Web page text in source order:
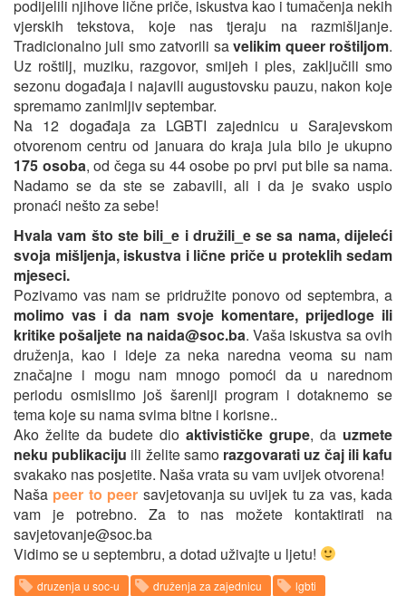
podijelili njihove lične priče, iskustva kao i tumačenja nekih
vjerskih tekstova, koje nas tjeraju na razmišljanje.
Tradicionalno juli smo zatvorili savelikim queer roštiljom.
Uz roštilj, muziku, razgovor, smijeh i ples, zaključili smo
sezonu događaja i najavili augustovsku pauzu, nakon koje
spremamo zanimljiv septembar.
Na 12 događaja za LGBTI zajednicu u Sarajevskom
otvorenom centru od januara do kraja jula bilo je ukupno
175 osoba, od čega su 44 osobe po prvi put bile sa nama.
Nadamo se da ste se zabavili, ali i da je svako uspio
pronaći nešto za sebe!
Hvala vam što ste bili_e i družili_e se sa nama, dijeleći
svoja mišljenja, iskustva i lične priče u proteklih sedam
mjeseci.
Pozivamo vas nam se pridružite ponovo od septembra, a
molimo vas i da nam svoje komentare, prijedloge ili
kritike pošaljete na naida@soc.ba. Vaša iskustva sa ovih
druženja, kao i ideje za neka naredna veoma su nam
značajne i mogu nam mnogo pomoći da u narednom
periodu osmislimo još šareniji program i dotaknemo se
tema koje su nama svima bitne i korisne..
Ako želite da budete dio aktivističke grupe, da uzmete
neku publikaciju ili želite samo razgovarati uz čaj ili kafu
svakako nas posjetite. Naša vrata su vam uvijek otvorena!
Naša peer to peer savjetovanja su uvijek tu za vas, kada
vam je potrebno. Za to nas možete kontaktirati na
savjetovanje@soc.ba
Vidimo se u septembru, a dotad uživajte u ljetu!
druzenja u soc-u druženja za zajednicu lgbti